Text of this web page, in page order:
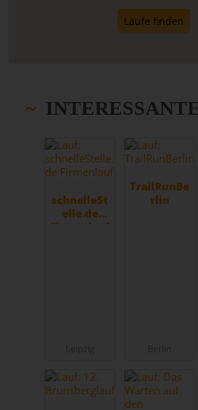
Läufe finden
schnelleSt
elle.de
Firmenlauf
TrailRunBe
rlin